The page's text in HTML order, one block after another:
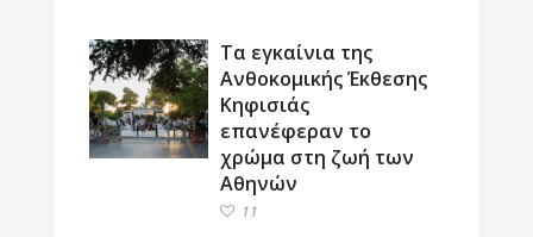
Τα εγκαίνια της
Ανθοκομικής Έκθεσης
Κηφισιάς
επανέφεραν το
χρώμα στη ζωή των
Αθηνών
11